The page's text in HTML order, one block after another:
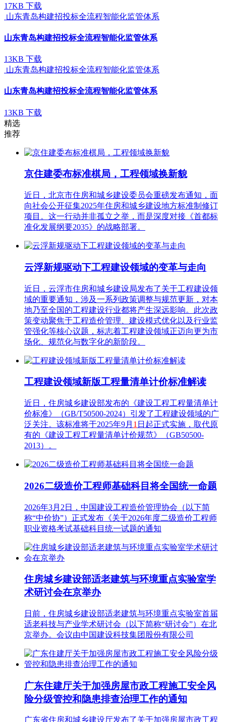
17KB 下载
山东青岛构建招投标全流程智能化监管体系
山东青岛构建招投标全流程智能化监管体系
13KB 下载
山东青岛构建招投标全流程智能化监管体系
山东青岛构建招投标全流程智能化监管体系
13KB 下载
精选
推荐
京住建委布标准棋局，工程领域换新貌
近日，北京市住房和城乡建设委员会重磅发布通知，面
向社会公开征集2025年住房和城乡建设地方标准制修订
项目。这一行动并非孤立之举，而是深度对接《首都标
准化发展纲要2035》的战略部署。
云浮新规驱动下工程建设领域的变革与走向
近日，云浮市住房和城乡建设局发布了关于工程建设领
域的重要通知，涉及一系列政策调整与规范更新，对本
地乃至全国的工程建设行业都将产生深远影响。此次政
策变动聚焦于工程造价管理、建设模式优化以及行业监
管强化等核心议题，标志着工程建设领域正迈向更为市
场化、规范化与数字化的新阶段。
工程建设领域新版工程量清单计价标准解读
近日，住房城乡建设部发布的《建设工程工程量清单计
价标准》（GB/T50500-2024）引发了工程建设领域的广
泛关注。该标准将于2025年9月 1 日起正式实施，取代原
有的《建设工程工程量清单计价规范》（GB50500-
2013）。
2026二级造价工程师基础科目将全国统一命题
2026年3月2日，中国建设工程造价管理协会（以下简
称“中价协”）正式发布《关于2026年度二级造价工程师
职业资格考试基础科目统一试题的通知
住房城乡建设部适老建筑与环境重点实验室学
术研讨会在京举办
日前，住房城乡建设部适老建筑与环境重点实验室首届
适老科技与产业学术研讨会（以下简称“研讨会”）在北
京举办。会议由中国建设科技集团股份有限公司
广东住建厅关于加强房屋市政工程施工安全风
险分级管控和隐患排查治理工作的通知
广东省住房和城乡建设厅发布了关于加强房屋市政工程